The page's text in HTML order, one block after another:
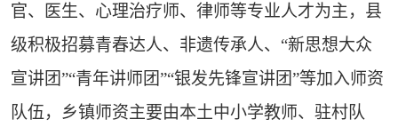
官、医生、心理治疗师、律师等专业人才为主，县
级积极招募青春达人、非遗传承人、“新思想大众
宣讲团”“青年讲师团”“银发先锋宣讲团”等加入师资
队伍，乡镇师资主要由本土中小学教师、驻村队